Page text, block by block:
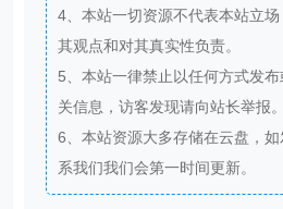
4、本站一切资源不代表本站立
其观点和对其真实性负责。
5、本站一律禁止以任何方式发
关信息，访客发现请向站长举报。
6、本站资源大多存储在云盘，
系我们我们会第一时间更新。